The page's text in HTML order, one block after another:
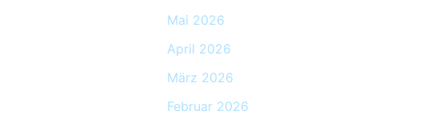
Mai 2026
April 2026
März 2026
Februar 2026